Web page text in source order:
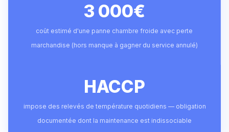
3 000€
coût estimé d'une panne chambre froide avec perte
marchandise (hors manque à gagner du service annulé)
HACCP
impose des relevés de température quotidiens — obligation
documentée dont la maintenance est indissociable